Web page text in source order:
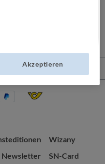
Wizany
Newsletter SN-Card
Akzeptieren